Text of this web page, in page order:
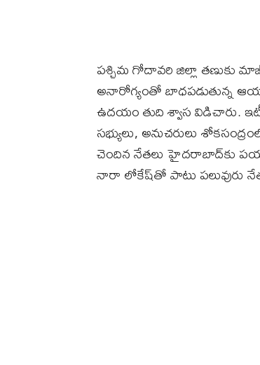
పశ్చిమ గోదావరి జిల్లా తణుకు
అనారోగ్యంతో బాధపడుతున్న
ఉదయం తుది శ్వాస విడిచారు.
సభ్యులు, అనుచరులు
చెందిన నేతలు హైదరాబాద్‌కు
నారా లోకేష్‌తో పాటు పలువురు